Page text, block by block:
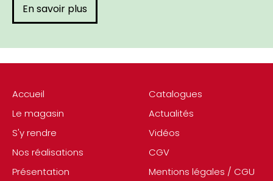
Accueil
Le magasin
S'y rendre
Nos réalisations
Présentation
Catalogues
Actualités
Vidéos
CGV
Mentions légales / CGU
En savoir plus